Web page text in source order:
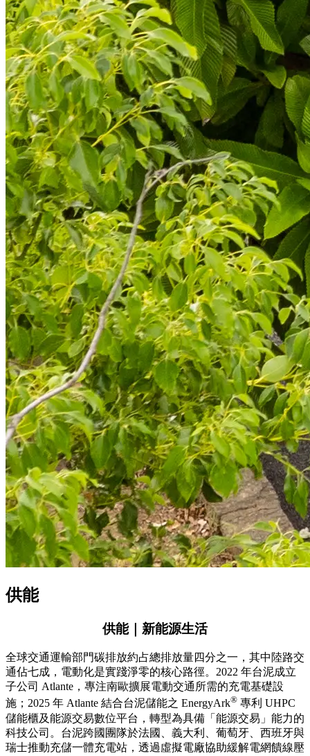
供能
供能｜新能源生活
全球交通運輸部門碳排放約占總排放量四分之一，其中陸路交
通佔七成，電動化是實踐淨零的核心路徑。2022 年台泥成立
子公司 Atlante，專注南歐擴展電動交通所需的充電基礎設
施；2025 年 Atlante 結合台泥儲能之 EnergyArk® 專利 UHPC
儲能櫃及能源交易數位平台，轉型為具備「能源交易」能力的
科技公司。台泥跨國團隊於法國、義大利、葡萄牙、西班牙與
瑞士推動充儲一體充電站，透過虛擬電廠協助緩解電網饋線壓